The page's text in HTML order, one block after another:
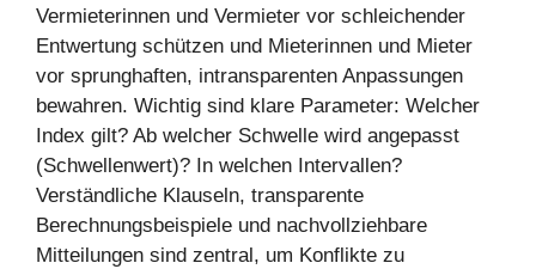
Vermieterinnen und Vermieter vor schleichender
Entwertung schützen und Mieterinnen und Mieter
vor sprunghaften, intransparenten Anpassungen
bewahren. Wichtig sind klare Parameter: Welcher
Index gilt? Ab welcher Schwelle wird angepasst
(Schwellenwert)? In welchen Intervallen?
Verständliche Klauseln, transparente
Berechnungsbeispiele und nachvollziehbare
Mitteilungen sind zentral, um Konflikte zu